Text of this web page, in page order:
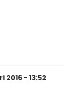
2016 - 13:52